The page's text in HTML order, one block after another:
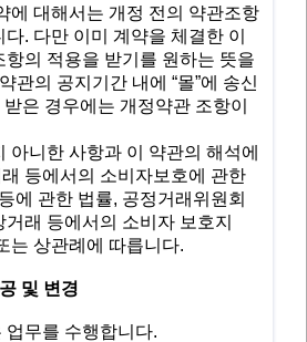
에 대해서는 개정 전의 약관조항
. 다만 이미 계약을 체결한 이
항의 적용을 받기를 원하는 뜻을
관의 공지기간 내에 “몰”에 송신
받은 경우에는 개정약관 조항이
아니한 사항과 이 약관의 해석에
등에서의 소비자보호에 관한
에 관한 법률, 공정거래위원회
래 등에서의 소비자 보호지
는 상관례에 따릅니다.
및 변경
무를 수행합니다.